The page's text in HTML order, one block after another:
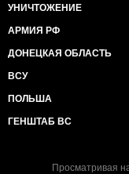
УНИЧТОЖЕНИЕ
АРМИЯ РФ
ДОНЕЦКАЯ ОБЛАСТЬ
ВСУ
ПОЛЬША
ГЕНШТАБ ВС
Просматривая